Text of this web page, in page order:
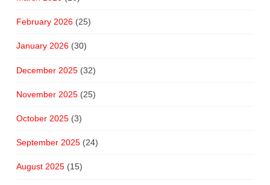
February 2026(25)
January 2026(30)
December 2025(32)
November 2025(25)
October 2025(3)
September 2025(24)
August 2025(15)